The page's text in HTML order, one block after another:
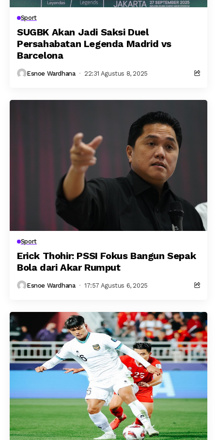
Sport
SUGBK Akan Jadi Saksi Duel
Persahabatan Legenda Madrid vs
Barcelona
Esnoe Wardhana 22:31 Agustus 8, 2025
Sport
Erick Thohir: PSSI Fokus Bangun Sepak
Bola dari Akar Rumput
Esnoe Wardhana 17:57 Agustus 6, 2025